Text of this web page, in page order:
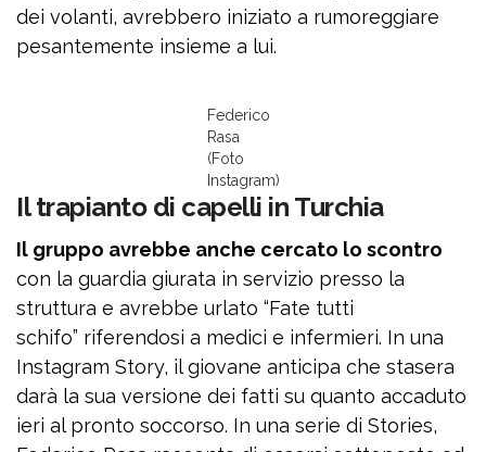
dei volanti, avrebbero iniziato a rumoreggiare
pesantemente insieme a lui.
Federico
Rasa
(Foto
Instagram)
Il trapianto di capelli in Turchia
Il gruppo avrebbe anche cercato lo scontro
con la guardia giurata in servizio presso la
struttura e avrebbe urlato “Fate tutti
schifo” riferendosi a medici e infermieri. In una
Instagram Story, il giovane anticipa che stasera
darà la sua versione dei fatti su quanto accaduto
ieri al pronto soccorso. In una serie di Stories,